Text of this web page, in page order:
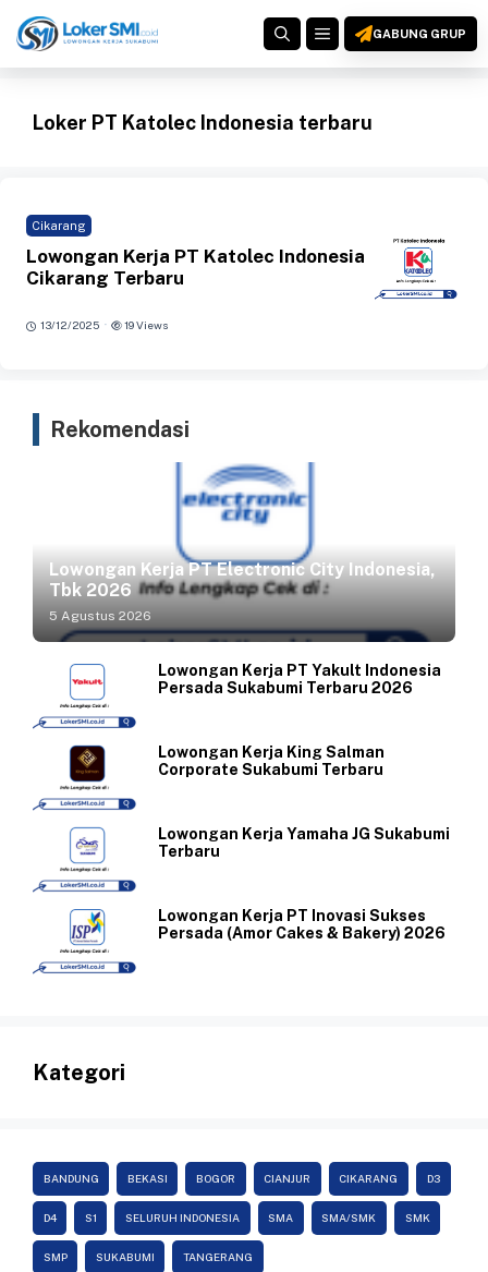
ke
MENUGABUNG GRUP
Loker PT Katolec Indonesia terbaru
Cikarang
Lowongan Kerja PT Katolec Indonesia
Cikarang Terbaru
13/12/2025 · 19 Views
Rekomendasi
Lowongan Kerja PT Electronic City Indonesia,
Tbk 2026
5 Agustus 2026
Lowongan Kerja PT Yakult Indonesia
Persada Sukabumi Terbaru 2026
Lowongan Kerja King Salman
Corporate Sukabumi Terbaru
Lowongan Kerja Yamaha JG Sukabumi
Terbaru
Lowongan Kerja PT Inovasi Sukses
Persada (Amor Cakes & Bakery) 2026
Kategori
BANDUNG BEKASI BOGOR CIANJUR CIKARANG D3
D4 S1 SELURUH INDONESIA SMA SMA/SMK SMK
SMP SUKABUMI TANGERANG